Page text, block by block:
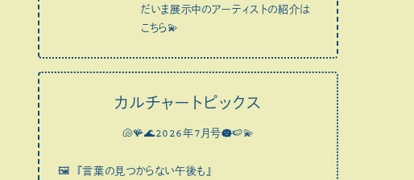
だいま展示中のアーティストの紹介は
こちら💫
カルチャートピックス
🐚🪸🌊2026年7月号☁️🍉💫
🖼 『言葉の見つからない午後も』